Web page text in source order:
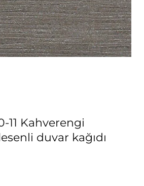
11 Kahverengi
duvar kağıdı